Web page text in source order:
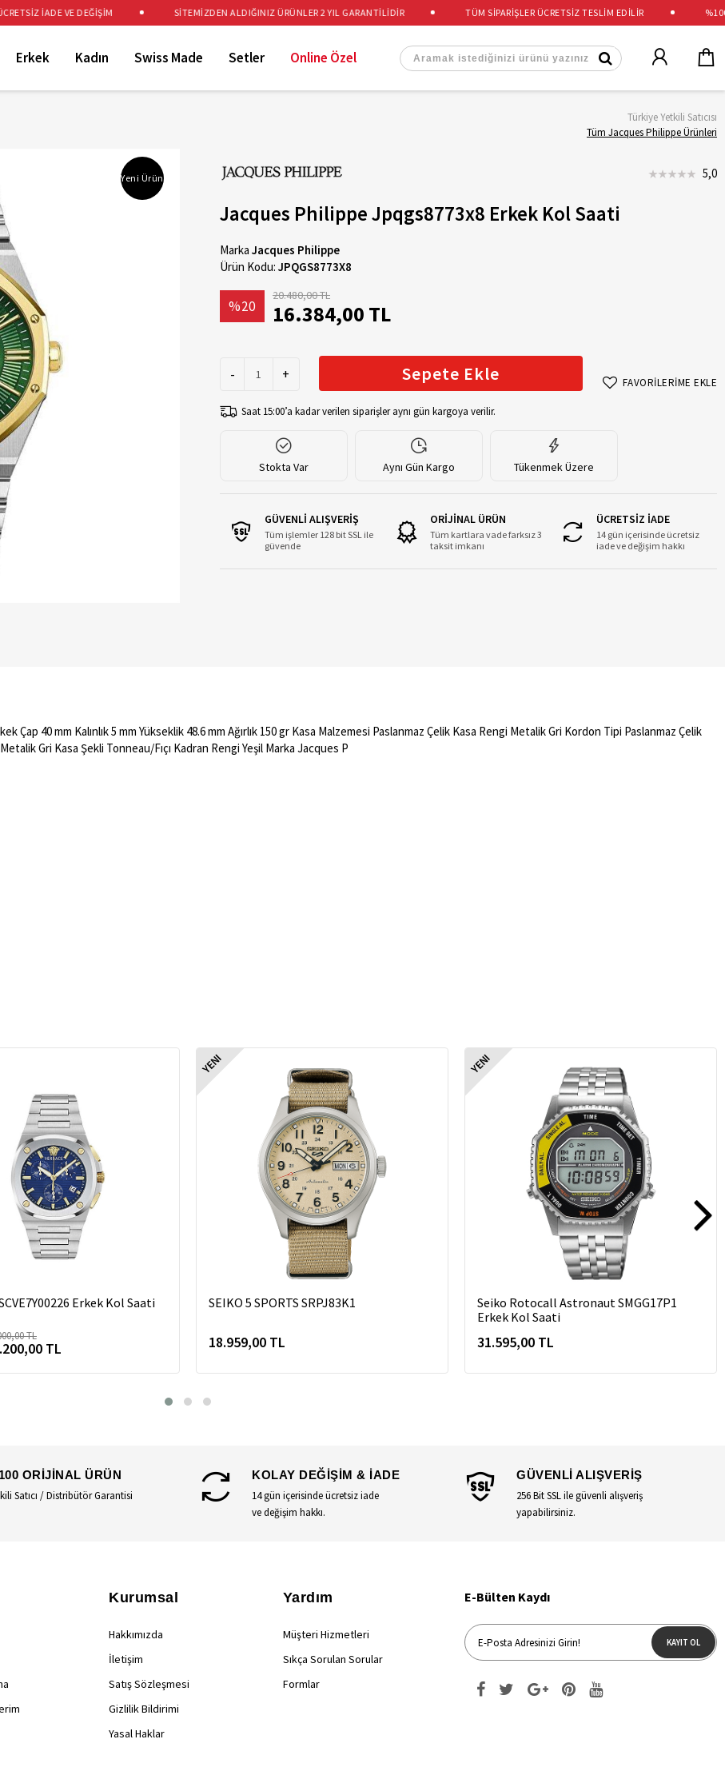
TÜM SİPARİŞLER ÜCRETSİZ TESLİM EDİLİR %100
İADE VE DEĞİŞİM SİTEMİZDEN ALDIĞINIZ ÜRÜNLER 2 YIL GARANTİLİDİR
Erkek Kadın Swiss Made Setler Online Özel
Türkiye Yetkili Satıcısı
Tüm Jacques Philippe Ürünleri
Yeni Ürün 5,0
Jacques Philippe Jpqgs8773x8 Erkek Kol Saati
Marka Jacques Philippe
Ürün Kodu: JPQGS8773X8
%20
20.480,00 TL
16.384,00 TL
- + Sepete Ekle FAVORİLERİME EKLE
Saat 15:00’a kadar verilen siparişler aynı gün kargoya verilir.
Stokta Var Aynı Gün Kargo Tükenmek Üzere
GÜVENLİ ALIŞVERİŞ
Tüm işlemler 128 bit SSL ile
güvende
ORİJİNAL ÜRÜN
Tüm kartlara vade farksız 3
taksit imkanı
ÜCRETSİZ İADE
14 gün içerisinde ücretsiz
iade ve değişim hakkı
Çap 40 mm Kalınlık 5 mm Yükseklik 48.6 mm Ağırlık 150 gr Kasa Malzemesi Paslanmaz Çelik Kasa Rengi Metalik Gri Kordon Tipi Paslanmaz Çelik
Gri Kasa Şekli Tonneau/Fıçı Kadran Rengi Yeşil Marka Jacques P
Erkek Kol Saati
TL
TL
YENI
SEIKO 5 SPORTS SRPJ83K1
18.959,00 TL
YENI
Seiko Rotocall Astronaut SMGG17P1
Erkek Kol Saati
31.595,00 TL
ORİJİNAL ÜRÜN
Satıcı / Distribütör Garantisi
KOLAY DEĞİŞİM & İADE
14 gün içerisinde ücretsiz iade
ve değişim hakkı.
GÜVENLİ ALIŞVERİŞ
256 Bit SSL ile güvenli alışveriş
yapabilirsiniz.
Kurumsal
Hakkımızda
İletişim
Satış Sözleşmesi
Gizlilik Bildirimi
Yasal Haklar
Yardım
Müşteri Hizmetleri
Sıkça Sorulan Sorular
Formlar
E-Bülten Kaydı
KAYIT OL